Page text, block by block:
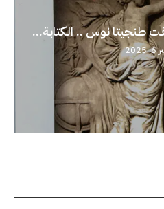
طنجيتا نوس .. الكتابة...